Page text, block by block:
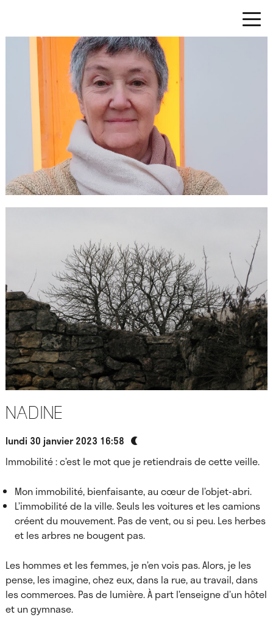
Nadine
lundi 30 janvier 2023 16:58
Immobilité : c’est le mot que je retiendrais de cette veille.
Mon immobilité, bienfaisante, au cœur de l’objet-abri.
L’immobilité de la ville. Seuls les voitures et les camions
créent du mouvement. Pas de vent, ou si peu. Les herbes
et les arbres ne bougent pas.
Les hommes et les femmes, je n’en vois pas. Alors, je les
pense, les imagine, chez eux, dans la rue, au travail, dans
les commerces. Pas de lumière. À part l’enseigne d’un hôtel
et un gymnase.